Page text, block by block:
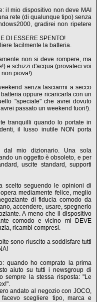
il mio dispositivo non deve MAI
rete (di qualunque tipo) senza
gradirei non ripetere
DI ESSERE SPENTO!
facilmente la batteria.
non si deve rompere, ma
e schizzi d'acqua (provateci voi
piova!).
senza lasciarmi a secco
oppure ricaricarla con un
"speciale" che avrei dovuto
passato un weekend fuori!).
tranquilli quando lo portate in
il lusso inutile NON porta
dal mio dizionario. Una sola
un oggetto è obsoleto, e per
uscite standard, supporti
scelto seguendo le opinioni di
mediamente felice, meglio
di fiducia comodo da
accendere, usare, spegnerlo
A meno che il dispositivo
comodo e vicino mi DEVE
ricambi compresi.
sono riuscito a soddisfare tutti
quando ho comprato la prima
aiuto su tutti i newsgroup di
sempre la stessa risposta: "Le
andato al negozio con JOCO,
scegliere tipo, marca e